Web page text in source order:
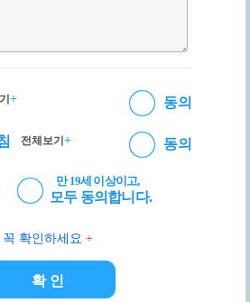
+ 동의
전체보기 + 동의
만 19세 이상이고,
모두 동의합니다.
꼭 확인하세요 +